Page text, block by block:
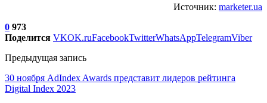
Источник: marketer.ua
0 973
Поделится VKOK.ruFacebookTwitterWhatsAppTelegramViber
Предыдущая запись
30 ноября AdIndex Awards представит лидеров рейтинга
Digital Index 2023